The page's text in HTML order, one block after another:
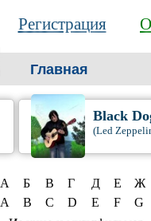
Регистрация
Главная
Black
(Led
А Б В Г Д Е Ж
A B C D E F G